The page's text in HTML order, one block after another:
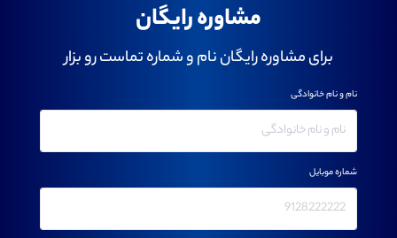
مشاوره رایگان
برای مشاوره رایگان نام و شماره تماست رو بزار
نام و نام خانوادگی
شماره موبایل